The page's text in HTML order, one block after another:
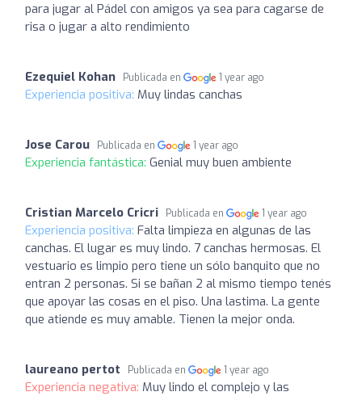
para jugar al Pádel con amigos ya sea para cagarse de
risa o jugar a alto rendimiento
Ezequiel Kohan Publicada en 1 year ago
Experiencia positiva: Muy lindas canchas
Jose Carou Publicada en 1 year ago
Experiencia fantástica: Genial muy buen ambiente
Cristian Marcelo Cricri Publicada en 1 year ago
Experiencia positiva: Falta limpieza en algunas de las
canchas. El lugar es muy lindo. 7 canchas hermosas. El
vestuario es limpio pero tiene un sólo banquito que no
entran 2 personas. Si se bañan 2 al mismo tiempo tenés
que apoyar las cosas en el piso. Una lastima. La gente
que atiende es muy amable. Tienen la mejor onda.
laureano pertot Publicada en 1 year ago
Experiencia negativa: Muy lindo el complejo y las